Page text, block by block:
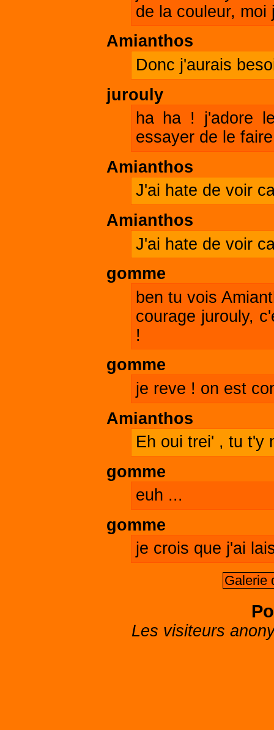
de la couleur, moi
Amianthos
Donc j'aurais
jurouly
ha ha ! j'adore
essayer de le
Amianthos
J'ai hate de voir
Amianthos
J'ai hate de voir
gomme
ben tu vois
courage jurouly,
!
gomme
je reve ! on est
Amianthos
Eh oui trei' , tu t'y
gomme
euh ...
gomme
je crois que j'ai
Galerie
Les visiteurs